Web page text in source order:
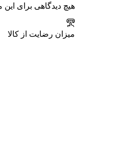
هیچ دیدگاهی برای
میزان رضایت از کالا